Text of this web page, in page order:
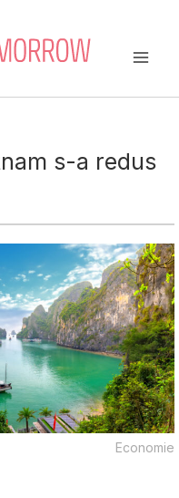
s-a redus
Economie